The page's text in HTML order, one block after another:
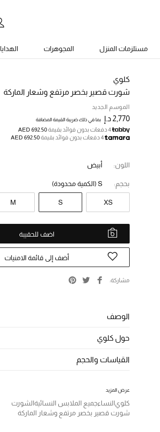
مستلزمات المنزل المجوهرات الهدايا
كلوي
شورت قصير بخصر مرتفع وشعار الماركة
الموسم الجديد
2,770 د.إ بما في ذلك ضريبة القيمة المضافة
4 دفعات بدون فوائد بقيمة
AED 692.50
4 دفعات بدون فوائد بقيمة
AED 692.50
اللون: أبيض
بحجم: S(الكمية محدودة)
XS
S
M
اضف للحقيبة
أضف إلى قائمة الامنيات
مشاركة
الوصف
حول كلوي
القياسات والحجم
عرض المزيد
كلويالنساءجميع الملابس النسائيةالشورت
شورت قصير بخصر مرتفع وشعار الماركة